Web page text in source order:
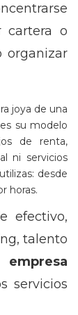
cartera o
organizar
joya de una
su modelo
de renta,
ni servicios
desde
horas.
efectivo,
talento
empresa
servicios